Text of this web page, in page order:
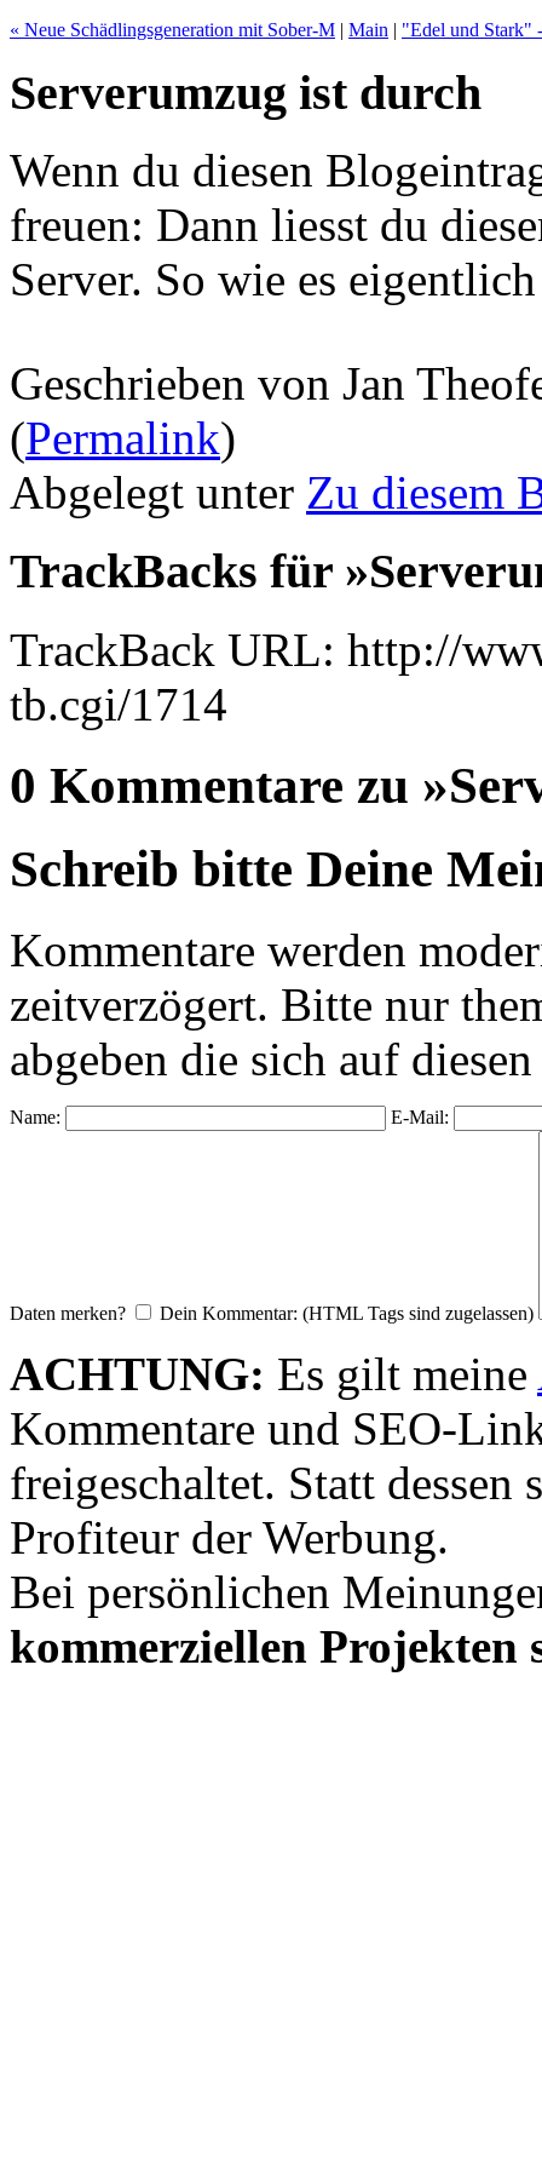
« Neue Schädlingsgeneration mit Sober-M | Main | "Edel und Stark"
Serverumzug ist durch
Wenn du diesen
freuen: Dann liesst du
Server. So wie es
Geschrieben von Jan
(Permalink)
Abgelegt unter Zu diesem
TrackBacks für
TrackBack URL: http://
tb.cgi/1714
0 Kommentare zu
Schreib bitte Deine
Kommentare werden
zeitverzögert. Bitte nur
abgeben die sich auf
Name: E-Mail:
Daten merken? Dein Kommentar: (HTML Tags sind zugelassen)
ACHTUNG: Es gilt meine
Kommentare und SEO-
freigeschaltet. Statt dessen
Profiteur der Werbung.
Bei persönlichen
kommerziellen Projekten